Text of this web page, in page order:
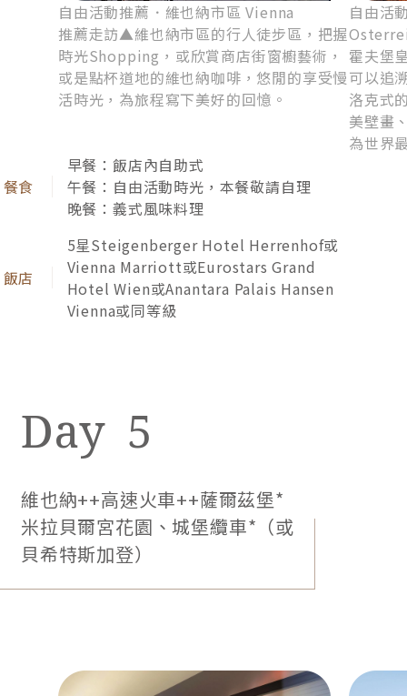
貼心提醒：(1)商務艙席次有限，售完為止，如需加價升等請
洽旅遊專員，報價另計。 (2)機型與行李限重規定，請依星宇
航空規定為主。
自由活動推薦．維也納市區 Vienna
推薦走訪▲維也納市區的行人徒步區，把握
時光Shopping，或欣賞商店街窗櫥藝術，
或是點杯道地的維也納咖啡，悠閒的享受慢
活時光，為旅程寫下美好的回憶。
自由活
霍夫堡
可以追
洛克式
美壁畫
為世界
早餐：飯店內自助式
午餐：自由活動時光，本餐敬請自理
晚餐：義式風味料理
5星Steigenberger Hotel Herrenhof或
Vienna Marriott或Eurostars Grand
Hotel Wien或Anantara Palais Hansen
Vienna或同等級
5
維也納++高速火車++薩爾茲堡*
米拉貝爾宮花園、城堡纜車*（或
貝希特斯加登）